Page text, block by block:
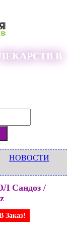
В
НОВОСТИ
Сандоз /
Заказ!